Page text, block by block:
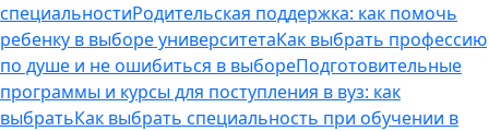
специальностиРодительская поддержка: как помочь
ребенку в выборе университетаКак выбрать профессию
по душе и не ошибиться в выбореПодготовительные
программы и курсы для поступления в вуз: как
выбратьКак выбрать специальность при обучении в